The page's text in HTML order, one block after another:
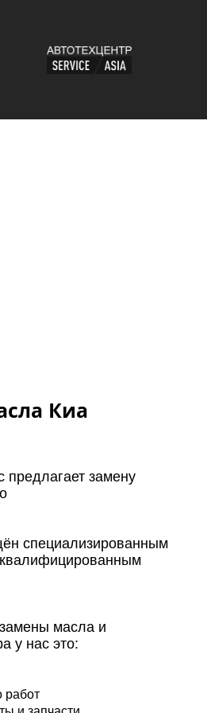
Киа
предлагает замену
специализированным
масла и
у нас это:
работ